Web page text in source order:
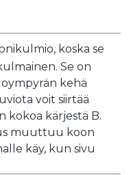
koska se
Se on
kehä
voit siirtää
kokoa kärjestä B.
muuttuu koon
käy, kun sivu